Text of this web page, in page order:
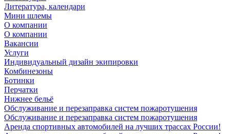
Литература, календари
Мини шлемы
О компании
О компании
Вакансии
Услуги
Индивидуальный дизайн экипировки
Комбинезоны
Ботинки
Перчатки
Нижнее бельё
Обслуживание и перезаправка систем пожаротушения
Обслуживание и перезаправка систем пожаротушения
Аренда спортивных автомобилей на лучших трассах России!